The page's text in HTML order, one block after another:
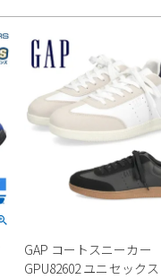
GAP コートスニーカー
GPU82602 ユニセックス